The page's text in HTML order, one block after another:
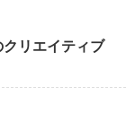
リエイティブ